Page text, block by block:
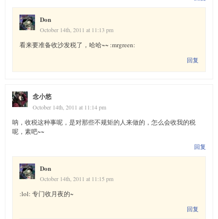
Don
October 14th, 2011 at 11:13 pm
看来要准备收沙发税了，哈哈~~ :mrgreen:
回复
念小悠
October 14th, 2011 at 11:14 pm
呐，收税这种事呢，是对那些不规矩的人来做的，怎么会收我的税
呢，素吧~~
回复
Don
October 14th, 2011 at 11:15 pm
:lol: 专门收月夜的~
回复